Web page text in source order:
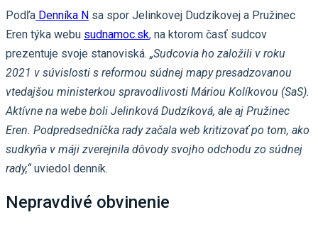
Podľa Denníka N sa spor Jelinkovej Dudzíkovej a Pružinec
Eren týka webu sudnamoc.sk, na ktorom časť sudcov
prezentuje svoje stanoviská. „Sudcovia ho založili v roku
2021 v súvislosti s reformou súdnej mapy presadzovanou
vtedajšou ministerkou spravodlivosti Máriou Kolíkovou (SaS).
Aktívne na webe boli Jelinková Dudzíková, ale aj Pružinec
Eren. Podpredsedníčka rady začala web kritizovať po tom, ako
sudkyňa v máji zverejnila dôvody svojho odchodu zo súdnej
rady,“uviedol denník.
Nepravdivé obvinenie